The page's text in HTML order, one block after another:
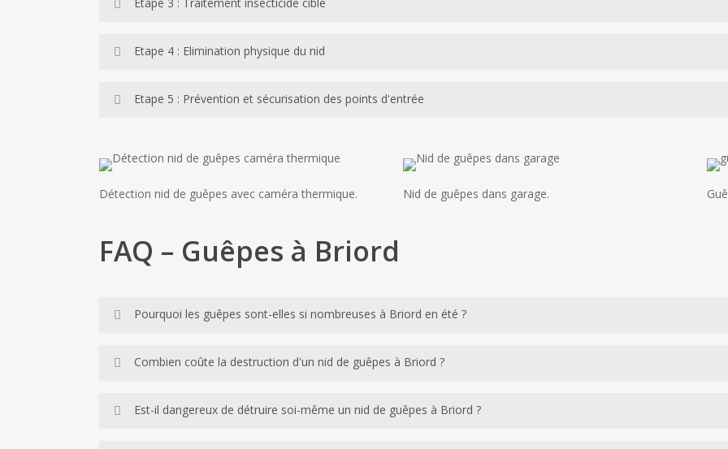
protection, gants renforcés et bottes montantes avant d’approcher le nid. À Briord, cette étape est systématique
se propage dans l’ensemble du nid en quelques minutes. À Briord, cette technique garantit une élimination complète
Etape 4 : Elimination physique du nid
attirer une nouvelle reine fondatrice l’année suivante à Briord. Le nid est mis en sac et évacué conformément à la
Etape 5 : Prévention et sécurisation des points d'entrée
grillage des aérations. Ces mesures simples réduisent considérablement le risque de réinstallation l’année suivante.
Détection nid de guêpes avec caméra thermique.
Nid de guêpes dans garage.
FAQ – Guêpes à Briord
Pourquoi les guêpes sont-elles si nombreuses à Briord en été ?
combinée aux températures élevées de Briord, permet aux colonies d’atteindre leur taille maximale entre juillet et
Combien coûte la destruction d'un nid de guêpes à Briord ?
destruction du nid et l’intervention de sécurisation. Aucun frais supplémentaire à l’arrivée du technicien.
Est-il dangereux de détruire soi-même un nid de guêpes à Briord ?